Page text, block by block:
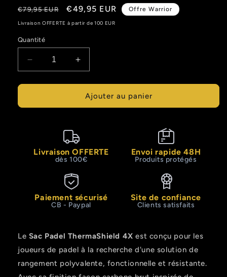
Prix
habituel
€79,95 EUR
Prix
promotionnel
€49,95 EUR Offre Warrior
Livraison OFFERTE à partir de 100 EUR
Quantité
Réduire
la
quantité
Sac
ThermaShield
Augmenter
la
quantité
de
Sac
4X
-
Birka
Ajouter au panier
Livraison OFFERTE
dès 100€
Envoi rapide 48H
Produits protégés
Paiement sécurisé
CB - Paypal
Site de confiance
Clients satisfaits
Le Sac Padel ThermaShield 4X est conçu pour les
joueurs de padel à la recherche d'une solution de
rangement polyvalente, fonctionnelle et résistante.